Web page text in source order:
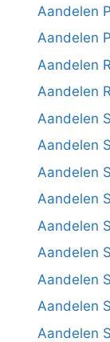
Aandelen
Aandelen
Aandelen
Aandelen
Aandelen
Aandelen
Aandelen
Aandelen
Aandelen
Aandelen
Aandelen
Aandelen
Aandelen